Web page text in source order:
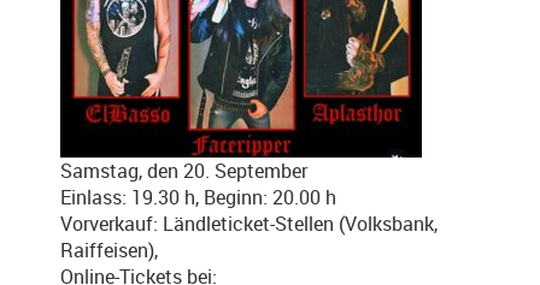
Samstag, den 20. September
Einlass: 19.30 h, Beginn: 20.00 h
Vorverkauf: Ländleticket-Stellen (Volksbank,
Raiffeisen),
Online-Tickets bei: